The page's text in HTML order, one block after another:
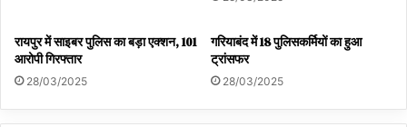
रायपुर में साइबर पुलिस का बड़ा एक्शन, 101
आरोपी गिरफ्तार
28/03/2025
गरियाबंद में 18 पुलिसकर्मियों का हुआ
ट्रांसफर
28/03/2025